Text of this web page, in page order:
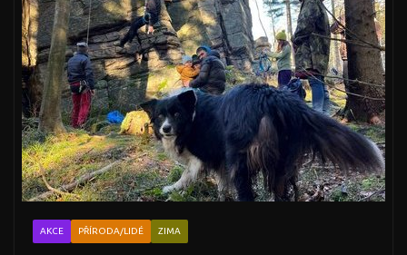
AKCE PŘÍRODA/LIDÉ ZIMA